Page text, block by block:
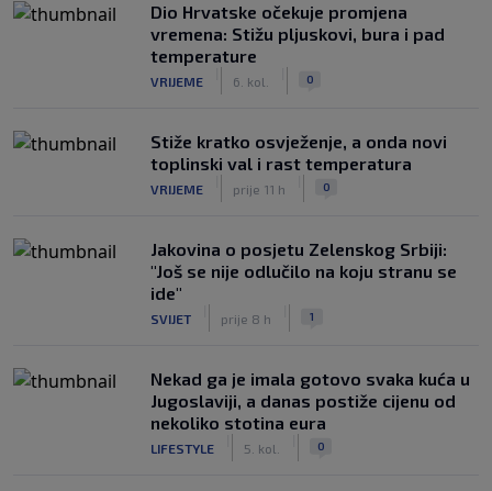
Dio Hrvatske očekuje promjena
vremena: Stižu pljuskovi, bura i pad
temperature
VRIJEME 6. kol. 0
Stiže kratko osvježenje, a onda novi
toplinski val i rast temperatura
VRIJEME prije 11 h 0
Jakovina o posjetu Zelenskog Srbiji:
"Još se nije odlučilo na koju stranu se
ide"
SVIJET prije 8 h 1
Nekad ga je imala gotovo svaka kuća u
Jugoslaviji, a danas postiže cijenu od
nekoliko stotina eura
LIFESTYLE 5. kol. 0